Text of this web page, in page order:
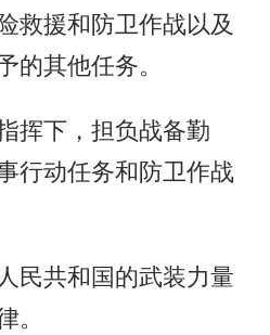
救援和防卫作战以及
的其他任务。
挥下，担负战备勤
行动任务和防卫作战
共和国的武装力量